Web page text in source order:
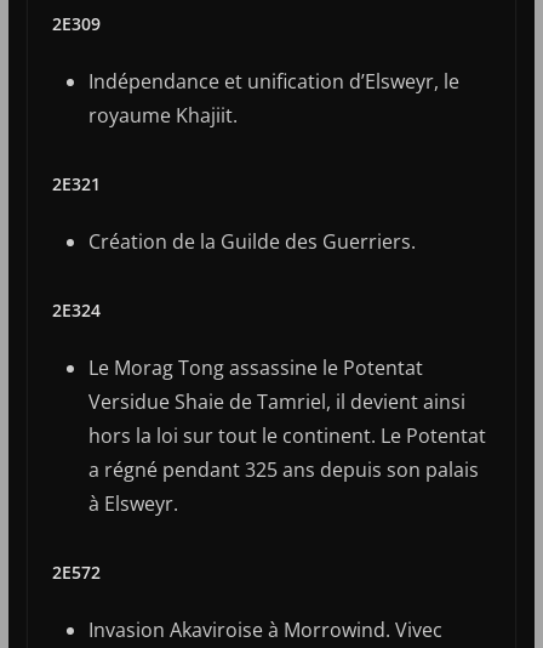
2E309
Indépendance et unification d’Elsweyr, le
royaume Khajiit.
2E321
Création de la Guilde des Guerriers.
2E324
Le Morag Tong assassine le Potentat
Versidue Shaie de Tamriel, il devient ainsi
hors la loi sur tout le continent. Le Potentat
a régné pendant 325 ans depuis son palais
à Elsweyr.
2E572
Invasion Akaviroise à Morrowind. Vivec